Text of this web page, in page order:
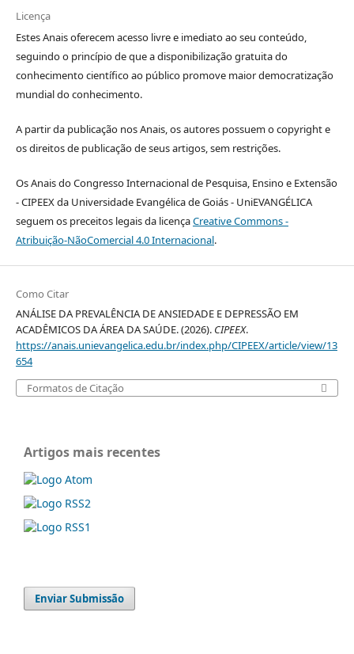
Licença
Estes Anais oferecem acesso livre e imediato ao seu conteúdo,
seguindo o princípio de que a disponibilização gratuita do
conhecimento científico ao público promove maior democratização
mundial do conhecimento.
A partir da publicação nos Anais, os autores possuem o copyright e
os direitos de publicação de seus artigos, sem restrições.
Os Anais do Congresso Internacional de Pesquisa, Ensino e Extensão
- CIPEEX da Universidade Evangélica de Goiás - UniEVANGÉLICA
seguem os preceitos legais da licençaCreative Commons -
Atribuição-NãoComercial 4.0 Internacional.
Como Citar
ANÁLISE DA PREVALÊNCIA DE ANSIEDADE E DEPRESSÃO EM
ACADÊMICOS DA ÁREA DA SAÚDE. (2026). CIPEEX.
https://anais.unievangelica.edu.br/index.php/CIPEEX/article/view/13
654
Formatos de Citação
Artigos mais recentes
Enviar Submissão